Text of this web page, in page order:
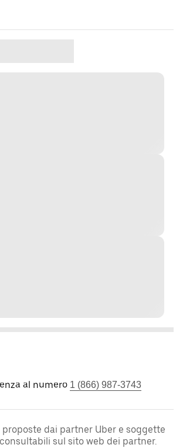
al numero 1 (866) 987-3743
proposte dai partner Uber e soggette
sul sito web dei partner.